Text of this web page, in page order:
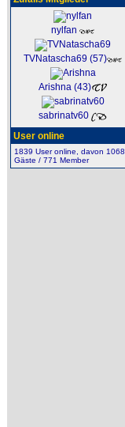
nylfan
TVNatascha69 (57)
Arishna (43)
sabrinatv60
User online
1839 User online, davon 1068
Gäste / 771 Member